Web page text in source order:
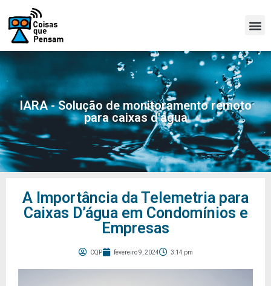
IARA - Solução de monitoramento remoto
para caixas d'água
A Importância da Telemetria para
Caixas D’água em Condomínios e
Empresas
CQP fevereiro 9, 2024 3:14 pm